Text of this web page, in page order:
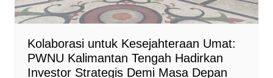
Kolaborasi untuk Kesejahteraan Umat:
PWNU Kalimantan Tengah Hadirkan
Investor Strategis Demi Masa Depan